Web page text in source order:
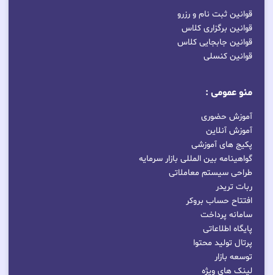
قوانین ثبت نام و رزرو
قوانین برگزاری کلاس
قوانین جابجایی کلاس
قوانین کنسلی
منو عمومی :
آموزش حضوری
آموزش آنلاین
پکیج های آموزشی
گواهینامه بین المللی بازار سرمایه
طراحی سیستم معاملاتی
ربات تریدر
افتتاح حساب بروکر
سامانه پرداخت
پایگاه اطلاعاتی
پرتال تولید محتوا
توسعه بازار
لینک های ویژه